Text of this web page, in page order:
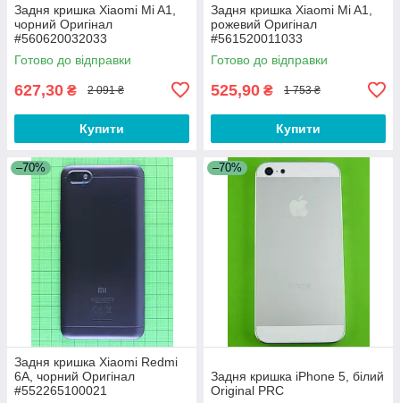
Задня кришка Xiaomi Mi A1,
чорний Оригінал
#560620032033
Готово до відправки
627,30 ₴ 2 091 ₴
Купити
Задня кришка Xiaomi Mi A1,
рожевий Оригінал
#561520011033
Готово до відправки
525,90 ₴ 1 753 ₴
Купити
–70%
Задня кришка Xiaomi Redmi
6A, чорний Оригінал
#552265100021
–70%
Задня кришка iPhone 5, білий
Original PRC